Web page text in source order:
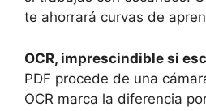
te ahorrará curvas de
OCR, imprescindible si
PDF procede de una
OCR marca la diferencia